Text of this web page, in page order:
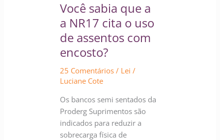
Você sabia que a
a NR17 cita o uso
de assentos com
encosto?
25 Comentários / Lei /
Luciane Cote
Os bancos semi sentados da
Proderg Suprimentos são
indicados para reduzir a
sobrecarga física de
que
a
NR17
cita
o
uso
assentos
com
encosto?